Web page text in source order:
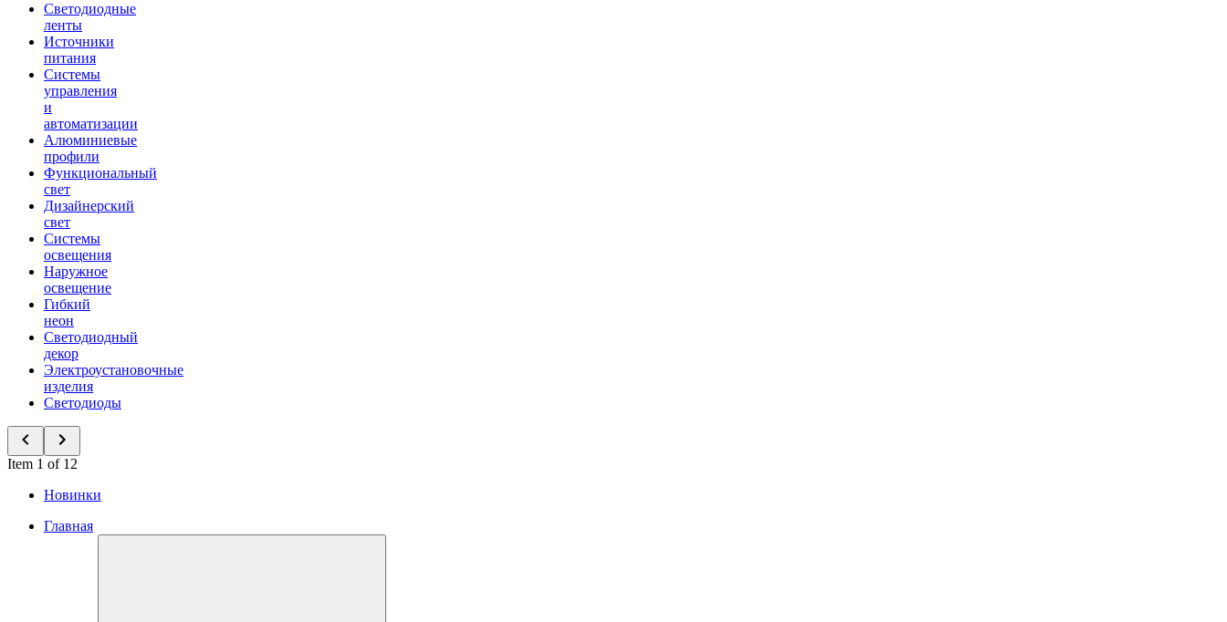
Светодиодные
ленты
Источники
питания
Системы
управления
и
автоматизации
Алюминиевые
профили
Функциональный
свет
Дизайнерский
свет
Системы
освещения
Наружное
освещение
Гибкий
неон
Светодиодный
декор
Электроустановочные
изделия
Светодиоды
Item 1 of 12
Новинки
Главная